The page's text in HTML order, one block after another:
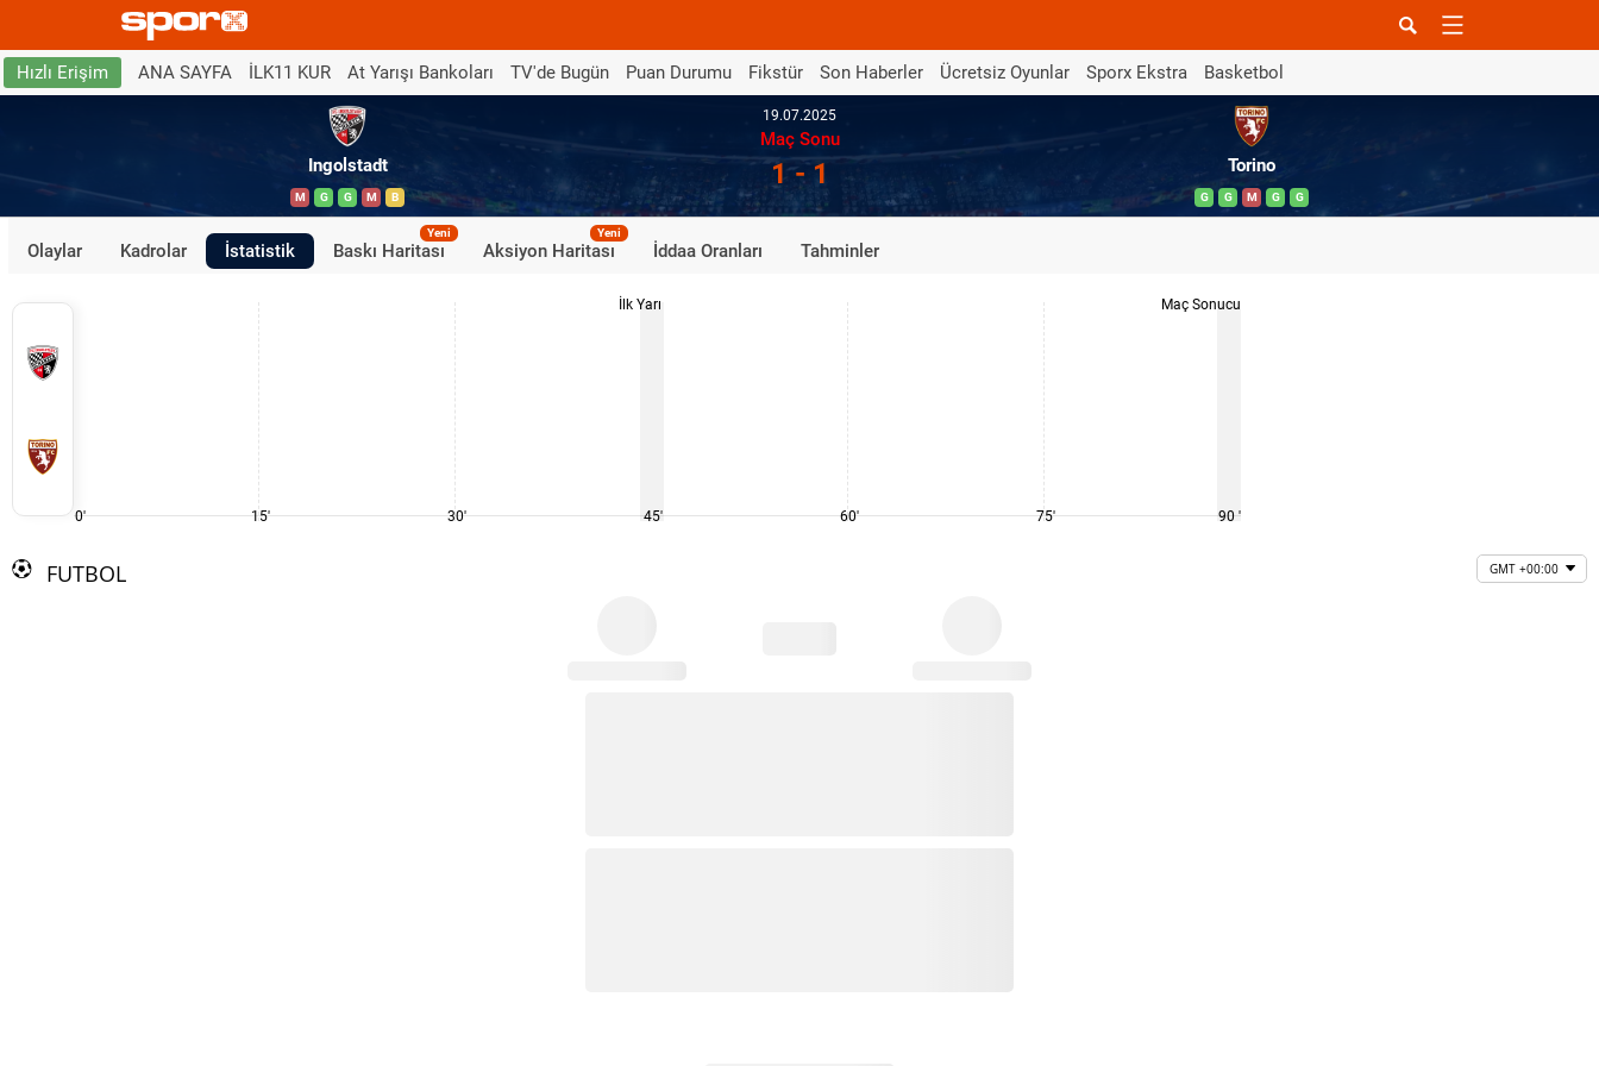
Hızlı Erişim ANA SAYFA İLK11 KUR At Yarışı Bankoları TV'de Bugün Puan Durumu Fikstür Son Haberler Ücretsiz Oyunlar Sporx Ekstra Basketbol
Ingolstadt
M G G M B
19.07.2025
Maç Sonu
1 - 1 Torino
G G M G G
Olaylar Kadrolar İstatistik Baskı Haritası
Yeni
Aksiyon Haritası
Yeni
İddaa Oranları Tahminler
0' 15' 30'
İlk Yarı
45' 60' 75'
Maç Sonucu
90 '
FUTBOL GMT +00:00